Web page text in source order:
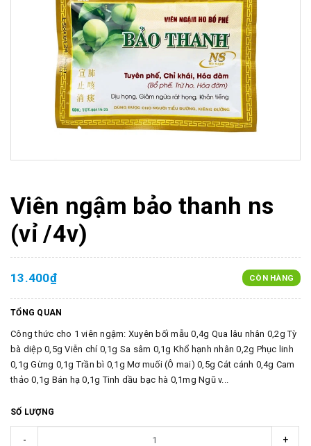
Viên ngậm bảo thanh ns
(vỉ /4v)
13.400₫ CÒN HÀNG
TỔNG QUAN
Công thức cho 1 viên ngậm: Xuyên bối mẫu 0,4g Qua lâu nhân 0,2g Tỳ
bà diệp 0,5g Viễn chí 0,1g Sa sâm 0,1g Khổ hạnh nhân 0,2g Phục linh
0,1g Gừng 0,1g Trần bì 0,1g Mơ muối (Ô mai) 0,5g Cát cánh 0,4g Cam
thảo 0,1g Bán hạ 0,1g Tinh dầu bạc hà 0,1mg Ngũ v...
SỐ LƯỢNG
- +